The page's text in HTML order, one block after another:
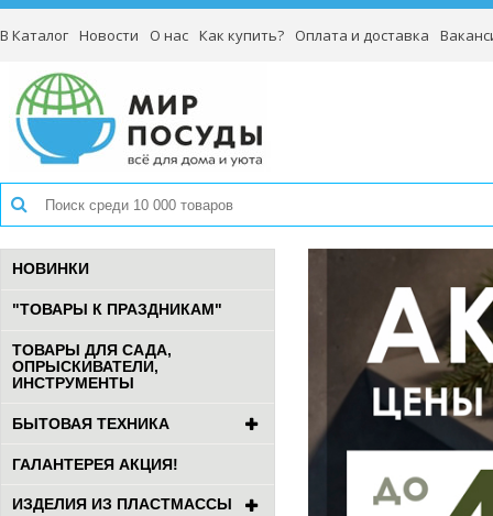
В Каталог Новости О нас Как купить? Оплата и доставка
НОВИНКИ
"ТОВАРЫ К ПРАЗДНИКАМ"
ТОВАРЫ ДЛЯ САДА,
ОПРЫСКИВАТЕЛИ,
ИНСТРУМЕНТЫ
БЫТОВАЯ ТЕХНИКА
ГАЛАНТЕРЕЯ АКЦИЯ!
ИЗДЕЛИЯ ИЗ ПЛАСТМАССЫ